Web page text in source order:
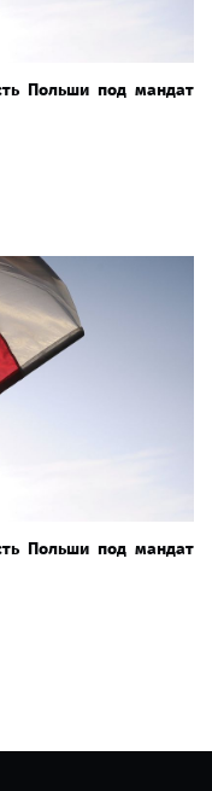
Польши под мандат
Польши под мандат